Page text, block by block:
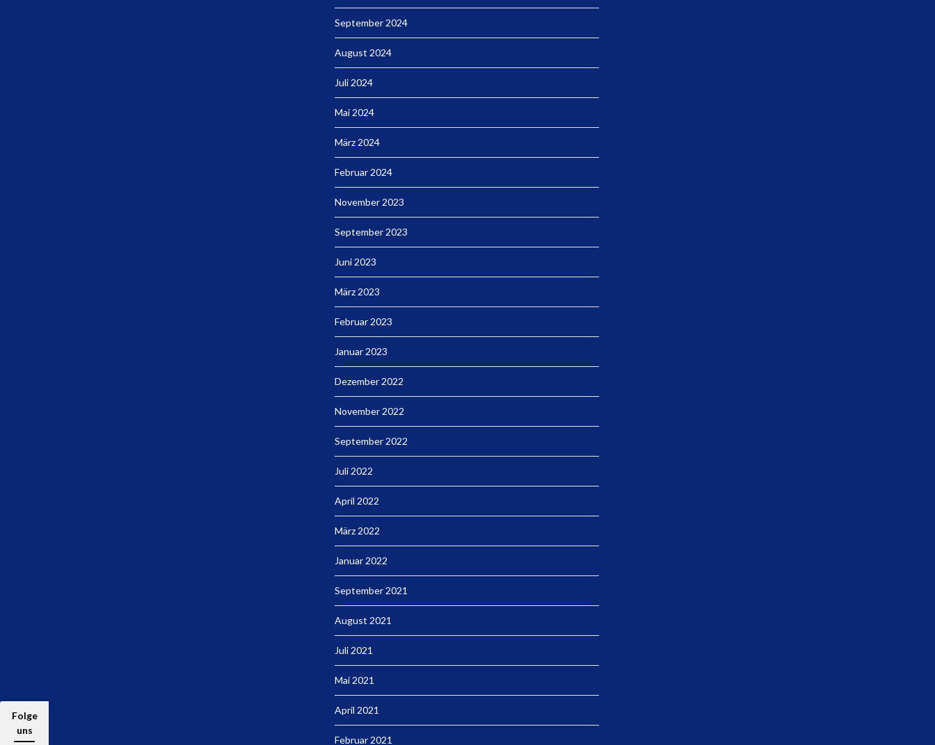
September 2024
August 2024
Juli 2024
Mai 2024
März 2024
Februar 2024
November 2023
September 2023
Juni 2023
März 2023
Februar 2023
Januar 2023
Dezember 2022
November 2022
September 2022
Juli 2022
April 2022
März 2022
Januar 2022
September 2021
August 2021
Juli 2021
Mai 2021
April 2021
Februar 2021
Folge
uns